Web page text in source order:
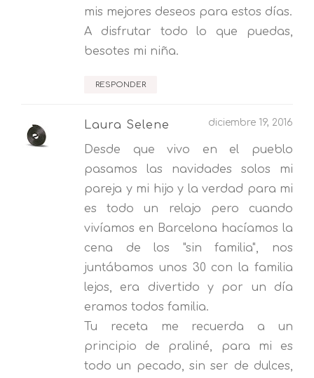
mis mejores deseos para estos días.
A disfrutar todo lo que puedas,
besotes mi niña.
RESPONDER
Laura Selene diciembre 19, 2016
Desde que vivo en el pueblo
pasamos las navidades solos mi
pareja y mi hijo y la verdad para mi
es todo un relajo pero cuando
vivíamos en Barcelona hacíamos la
cena de los "sin familia", nos
juntábamos unos 30 con la familia
lejos, era divertido y por un día
eramos todos familia.
Tu receta me recuerda a un
principio de praliné, para mi es
todo un pecado, sin ser de dulces,